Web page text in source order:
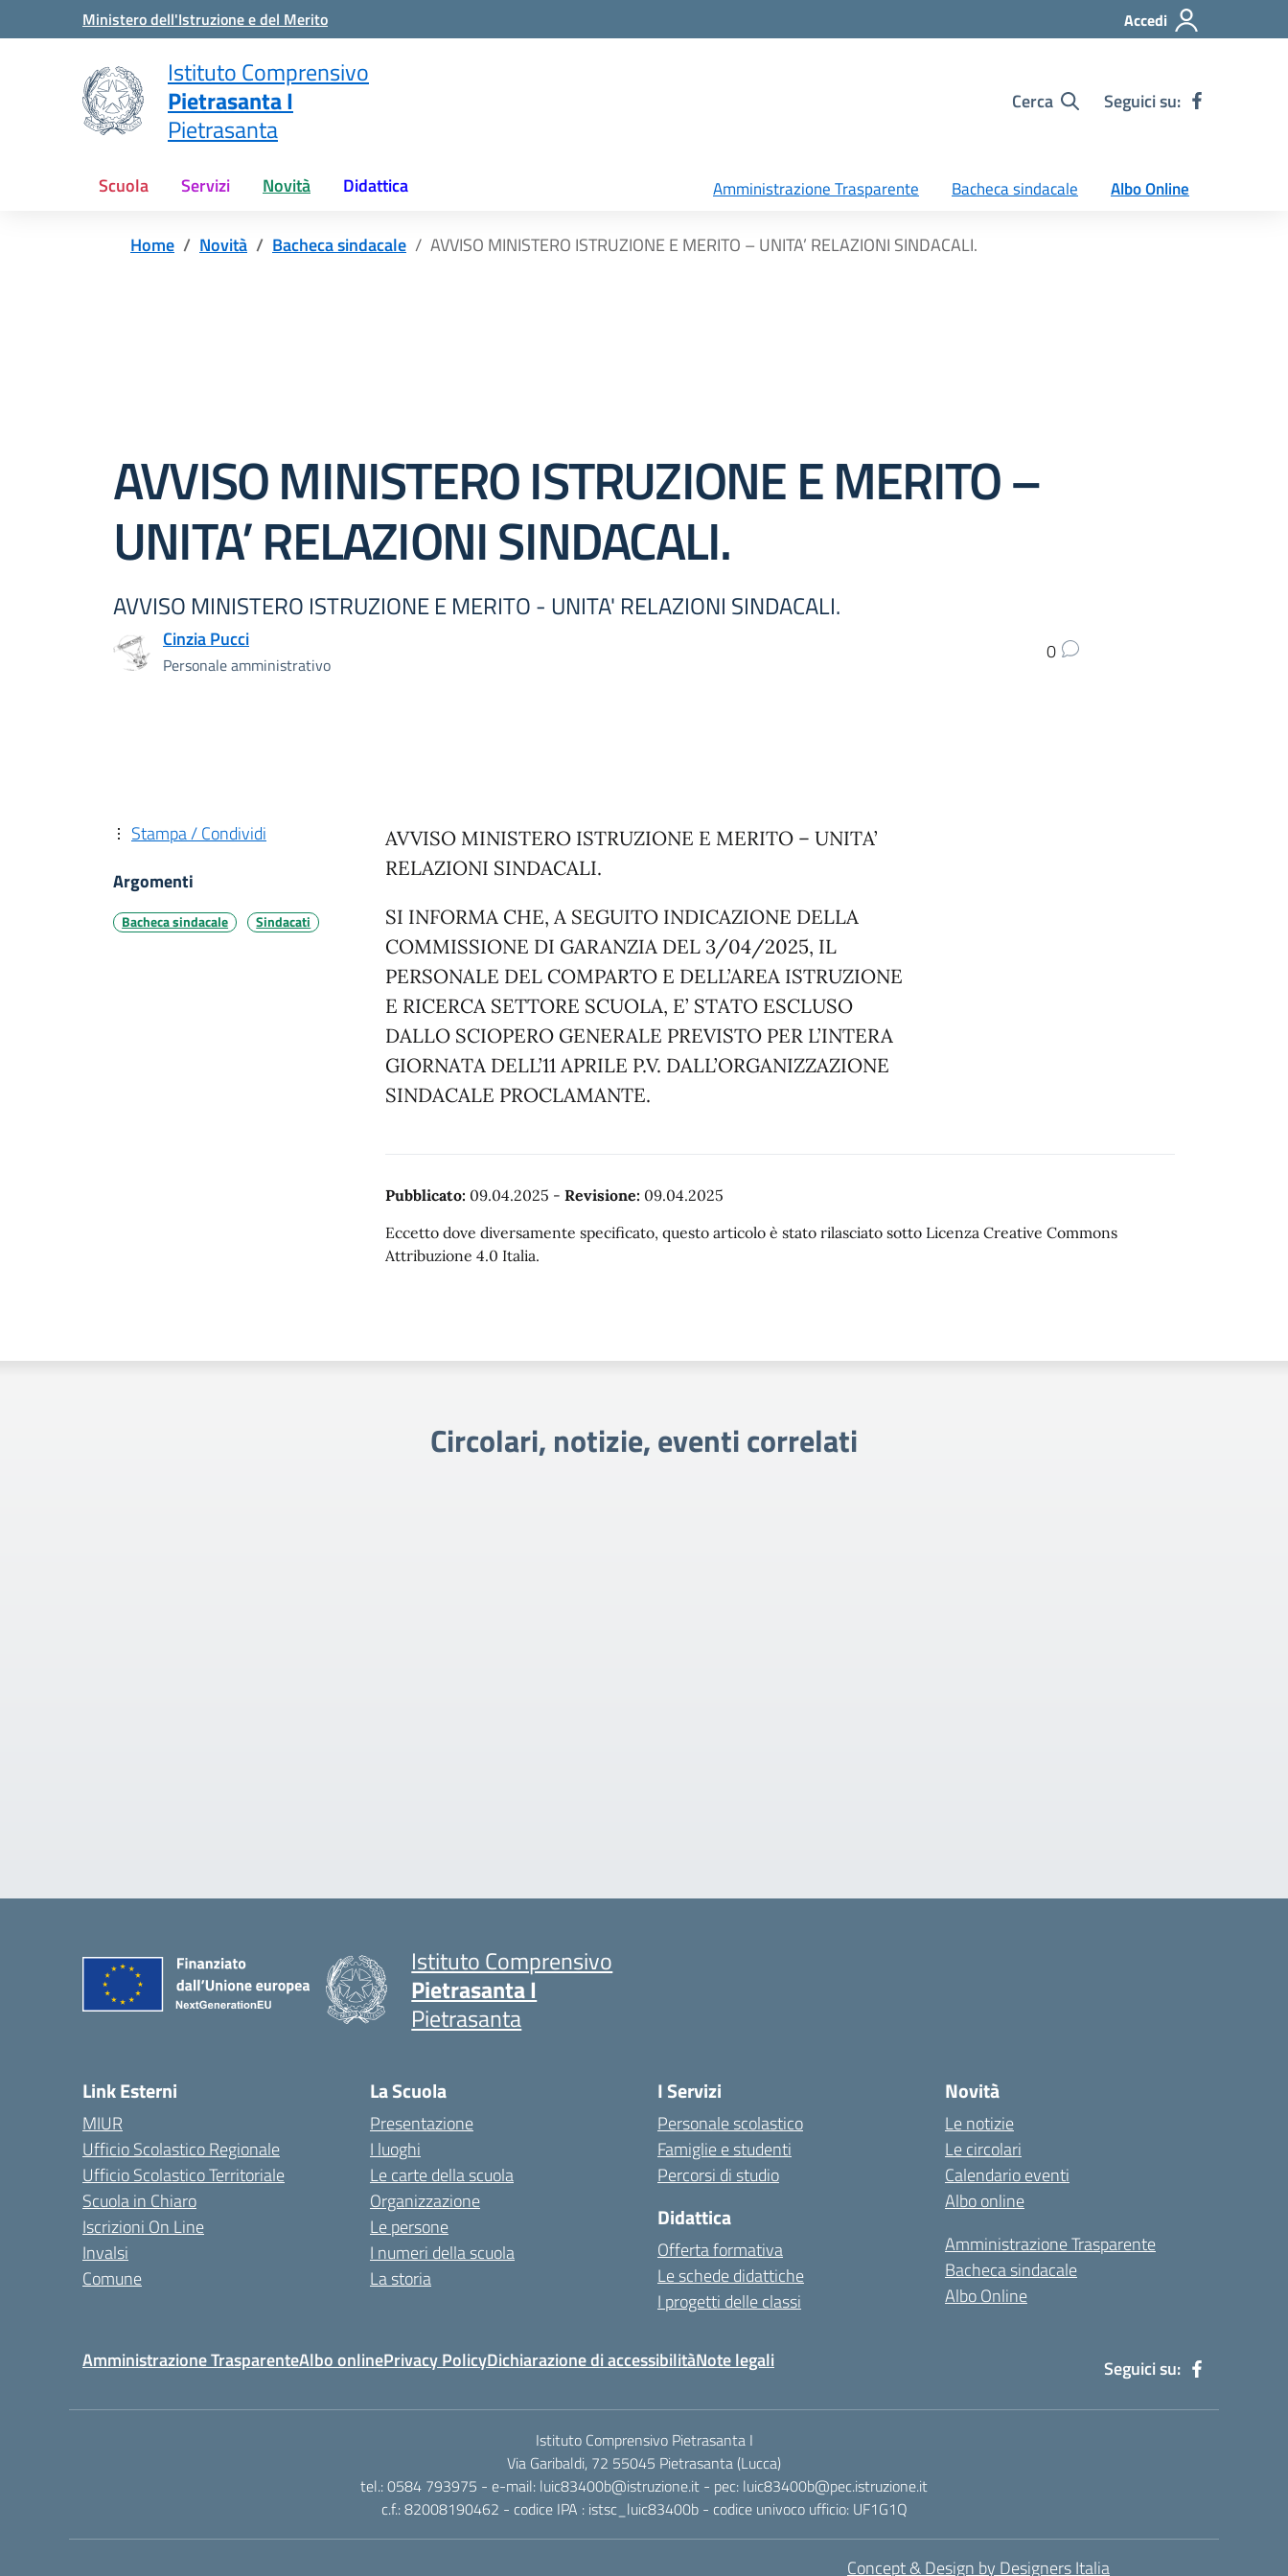
Vai ai contenuti
Vai al menu di navigazione
Ministero dell'Istruzione e del Merito Accedi
Istituto Comprensivo
Pietrasanta I
Pietrasanta
Cerca Seguici su:
Scuola Servizi Novità Didattica Amministrazione Trasparente Bacheca sindacale Albo Online
Home Novità Bacheca sindacale AVVISO MINISTERO ISTRUZIONE E MERITO – UNITA’ RELAZIONI SINDACALI.
AVVISO MINISTERO ISTRUZIONE E MERITO –
UNITA’ RELAZIONI SINDACALI.
AVVISO MINISTERO ISTRUZIONE E MERITO - UNITA' RELAZIONI SINDACALI.
Cinzia Pucci
Personale amministrativo
0
AVVISO MINISTERO ISTRUZIONE E MERITO – UNITA’
RELAZIONI SINDACALI.
SI INFORMA CHE, A SEGUITO INDICAZIONE DELLA
COMMISSIONE DI GARANZIA DEL 3/04/2025, IL
PERSONALE DEL COMPARTO E DELL’AREA ISTRUZIONE
E RICERCA SETTORE SCUOLA, E’ STATO ESCLUSO
DALLO SCIOPERO GENERALE PREVISTO PER L’INTERA
GIORNATA DELL’11 APRILE P.V. DALL’ORGANIZZAZIONE
SINDACALE PROCLAMANTE.
Pubblicato: 09.04.2025 - Revisione: 09.04.2025
Eccetto dove diversamente specificato, questo articolo è stato rilasciato sotto Licenza Creative Commons
Attribuzione 4.0 Italia.
Stampa / Condividi
Argomenti
Bacheca sindacale Sindacati
Circolari, notizie, eventi correlati
Istituto Comprensivo
Pietrasanta I
Pietrasanta
Link Esterni
MIUR
Ufficio Scolastico Regionale
Ufficio Scolastico Territoriale
Scuola in Chiaro
Iscrizioni On Line
Invalsi
Comune
La Scuola
Presentazione
I luoghi
Le carte della scuola
Organizzazione
Le persone
I numeri della scuola
La storia
I Servizi
Personale scolastico
Famiglie e studenti
Percorsi di studio
Didattica
Offerta formativa
Le schede didattiche
I progetti delle classi
Novità
Le notizie
Le circolari
Calendario eventi
Albo online
Amministrazione Trasparente
Bacheca sindacale
Albo Online
Amministrazione TrasparenteAlbo onlinePrivacy PolicyDichiarazione di accessibilitàNote legali Seguici su:
Istituto Comprensivo Pietrasanta I
Via Garibaldi, 72 55045 Pietrasanta (Lucca)
tel.: 0584 793975 - e-mail: luic83400b@istruzione.it - pec: luic83400b@pec.istruzione.it
c.f.: 82008190462 - codice IPA : istsc_luic83400b - codice univoco ufficio: UF1G1Q
Concept & Design by Designers Italia